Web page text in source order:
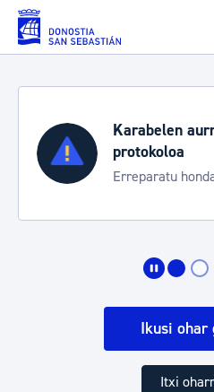
Eduki nagusira joan
Aste
bereziak
Ikusi ohar
Itxi